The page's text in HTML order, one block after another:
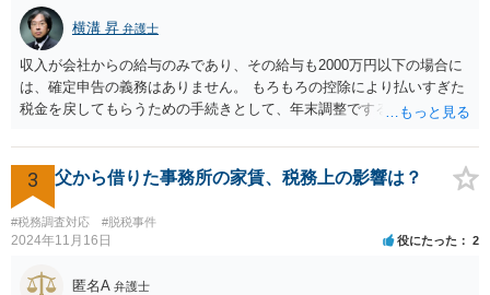
横溝 昇 弁護士
収入が会社からの給与のみであり、その給与も2000万円以下の場合に
は、確定申告の義務はありません。 もろもろの控除により払いすぎた
税金を戻してもらうための手続きとして、年末調整でするのか、確定
する義務がある場合で確定申告をしなかった場合には、税務署の調査
等があり、本来払うべき税金にプラスして加算税の処分を科される場
合もあります。 高額なものでもない限り単なる無申告だけでは直ちに
逮捕されないとは思います。
3 父から借りた事務所の家賃、税務上の影響は？
#税務調査対応 #脱税事件
2024年11月16日 役にたった 2
匿名A 弁護士